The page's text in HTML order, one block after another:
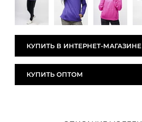
КУПИТЬ В ИНТЕРНЕТ-МАГАЗИНЕ
КУПИТЬ ОПТОМ